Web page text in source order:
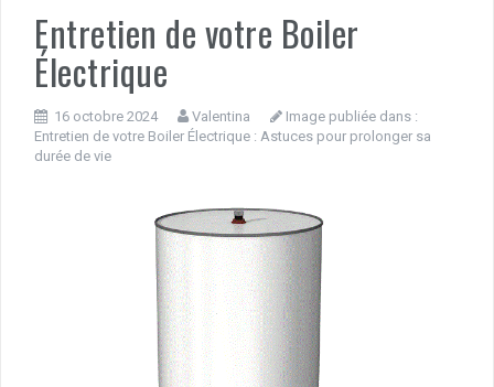
Entretien de votre Boiler
Électrique
16 octobre 2024 Valentina
Image publiée dans :
Entretien de votre Boiler Électrique : Astuces pour prolonger sa
durée de vie